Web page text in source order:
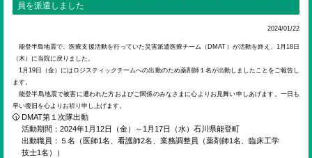
員を派遣しました
2024/01/22
能登半島地震で、医療支援活動を行っていた災害派遣医療チーム（DMAT）が活動を終え、1月18日
（木）に当院に戻りました。
1月19日（金）にはロジスティックチームへの出動のため薬剤師１名が出動しましたことをご報告し
ます。
能登半島地震で被害に遭われた方およびご関係のみなさまに心よりお見舞い申しあげます。一日も
早い復旧を心よりお祈り申し上げます。
DMAT第１次隊出動
活動期間：2024年1月12日（金）～1月17日（水）石川県能登町
出動職員：５名（医師1名、看護師2名、業務調整員（薬剤師1名、臨床工学
技士1名））